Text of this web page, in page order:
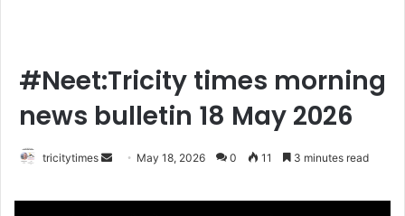
#Neet:Tricity times morning
news bulletin 18 May 2026
tricitytimes
Send
email
May 18, 2026 0 11 3 minutes read